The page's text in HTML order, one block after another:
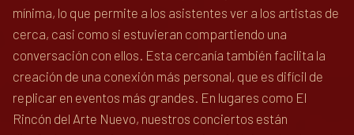
mínima, lo que permite a los asistentes ver a los artistas de
cerca, casi como si estuvieran compartiendo una
conversación con ellos. Esta cercanía también facilita la
creación de una conexión más personal, que es difícil de
replicar en eventos más grandes. En lugares como El
Rincón del Arte Nuevo, nuestros conciertos están